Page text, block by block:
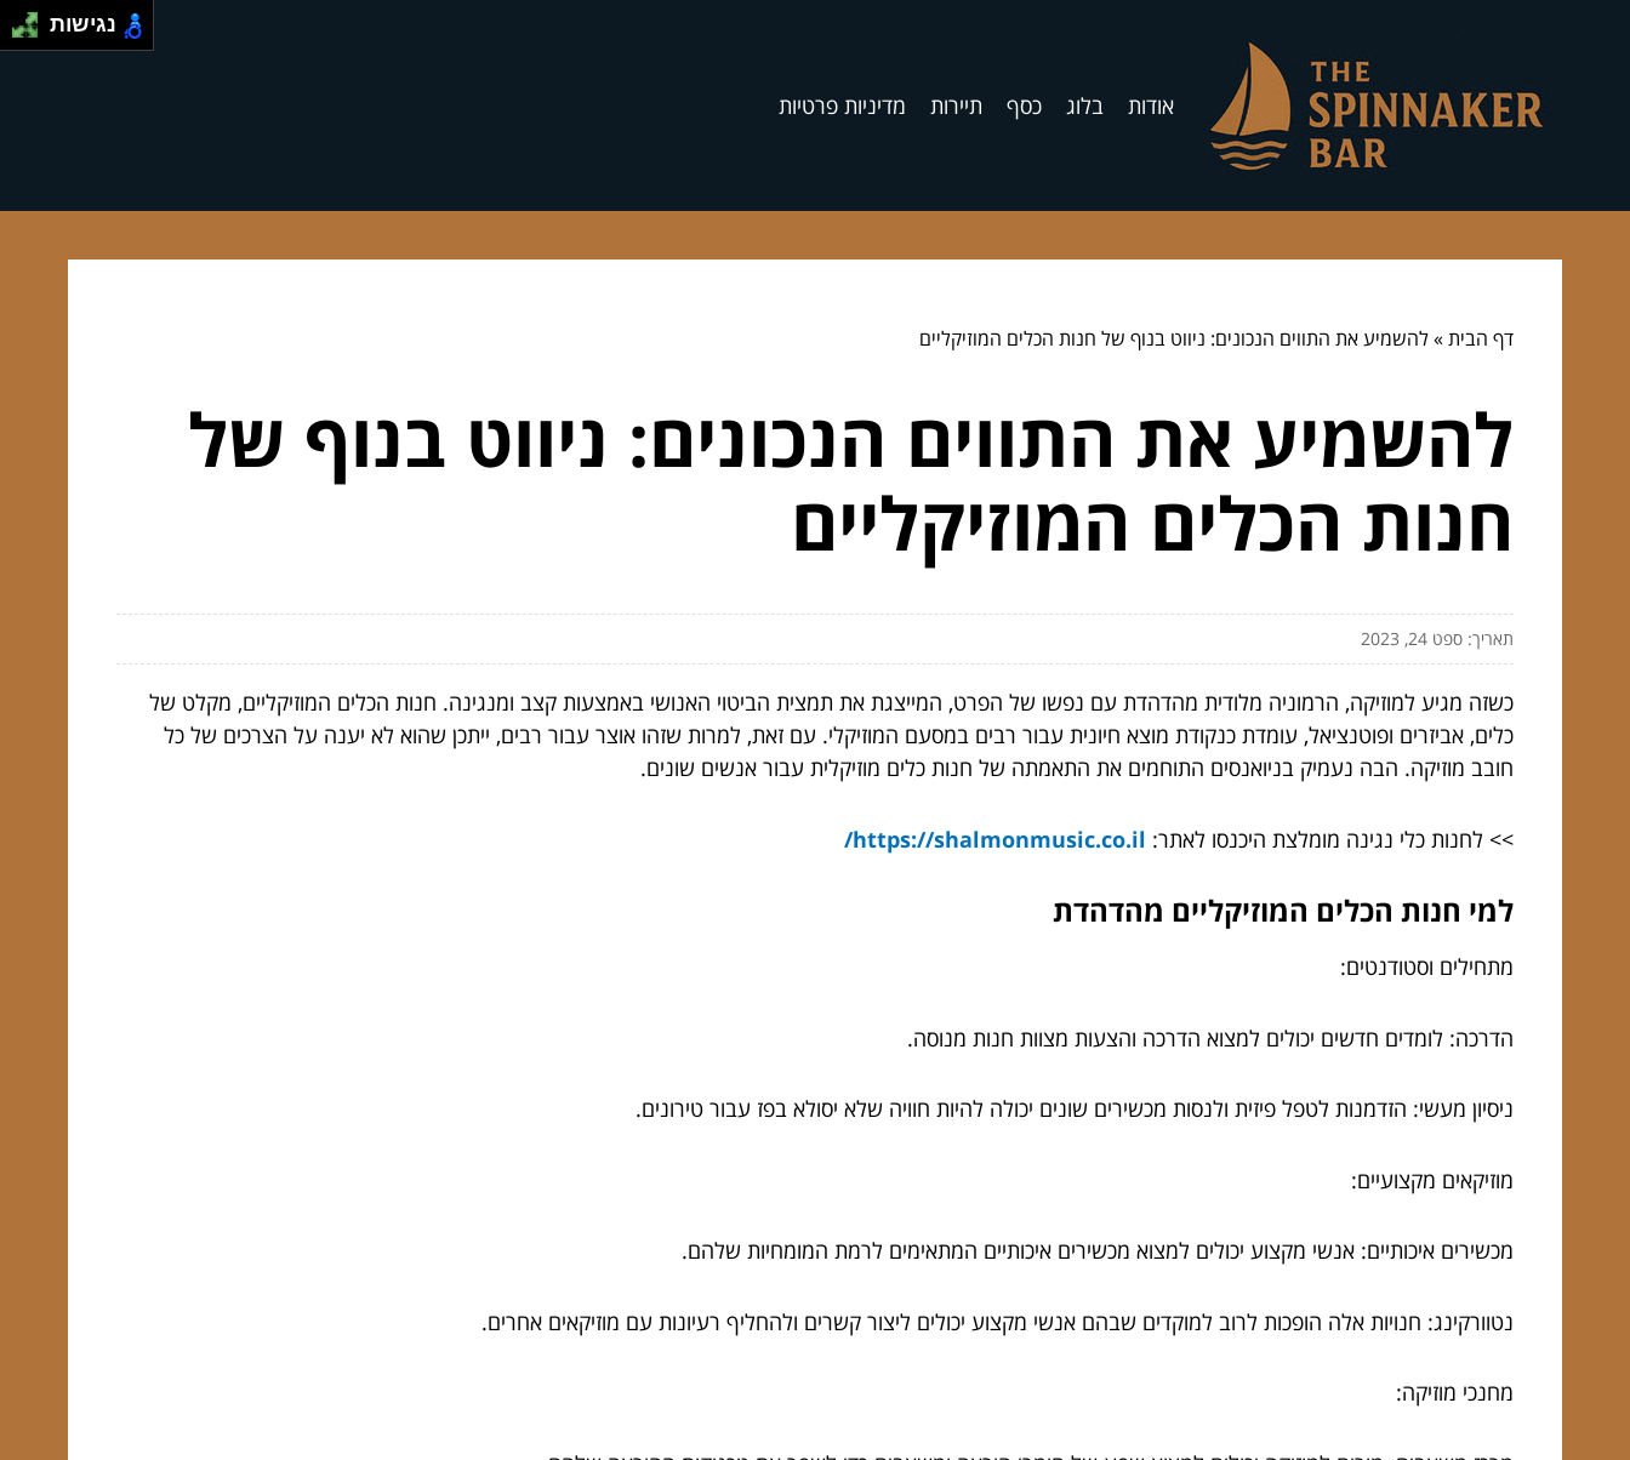
אודות בלוג כסף תיירות מדיניות פרטיות
דף הבית»להשמיע את התווים הנכונים: ניווט בנוף של חנות הכלים המוזיקליים
להשמיע את התווים הנכונים: ניווט בנוף של
חנות הכלים המוזיקליים
תאריך: ספט 24, 2023
כשזה מגיע למוזיקה, הרמוניה מלודית מהדהדת עם נפשו של הפרט, המייצגת את תמצית הביטוי האנושי באמצעות קצב ומנגינה. חנות הכלים המוזיקליים, מקלט של
כלים, אביזרים ופוטנציאל, עומדת כנקודת מוצא חיונית עבור רבים במסעם המוזיקלי. עם זאת, למרות שזהו אוצר עבור רבים, ייתכן שהוא לא יענה על הצרכים של כל
חובב מוזיקה. הבה נעמיק בניואנסים התוחמים את התאמתה של חנות כלים מוזיקלית עבור אנשים שונים.
>> לחנות כלי נגינה מומלצת היכנסו לאתר:
למי חנות הכלים המוזיקליים מהדהדת
מתחילים וסטודנטים:
הדרכה: לומדים חדשים יכולים למצוא הדרכה והצעות מצוות חנות מנוסה.
ניסיון מעשי: הזדמנות לטפל פיזית ולנסות מכשירים שונים יכולה להיות חוויה שלא יסולא בפז עבור טירונים.
מוזיקאים מקצועיים:
מכשירים איכותיים: אנשי מקצוע יכולים למצוא מכשירים איכותיים המתאימים לרמת המומחיות שלהם.
נטוורקינג: חנויות אלה הופכות לרוב למוקדים שבהם אנשי מקצוע יכולים ליצור קשרים ולהחליף רעיונות עם מוזיקאים אחרים.
מחנכי מוזיקה:
נגישות